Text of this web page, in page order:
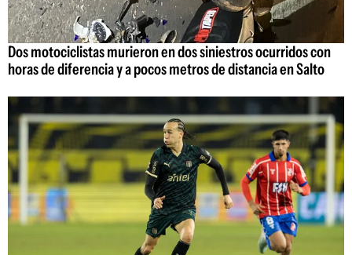
Dos motociclistas murieron en dos siniestros ocurridos con
horas de diferencia y a pocos metros de distancia en Salto